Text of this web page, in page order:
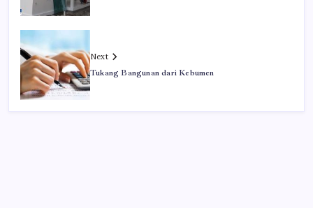
Next
Tukang Bangunan dari Kebumen